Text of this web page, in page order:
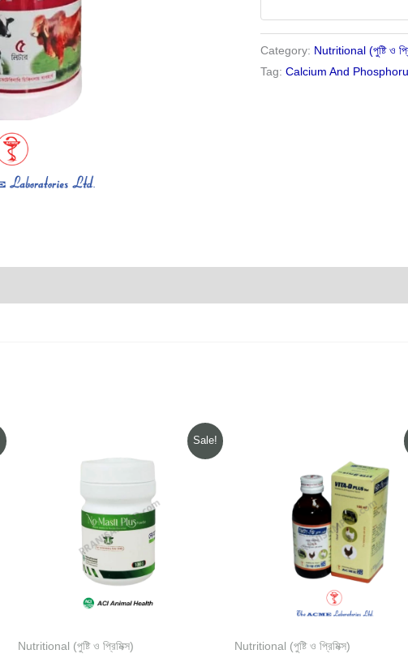
Category: Nutritional (পুষ্টি ও
Tag: Calcium And Phosphorus
Sale!
Nutritional (পুষ্টি ও প্রিমিক্স)
was:
Nutritional (পুষ্টি ও প্রিমিক্স)
75.00৳ .74.00৳ .